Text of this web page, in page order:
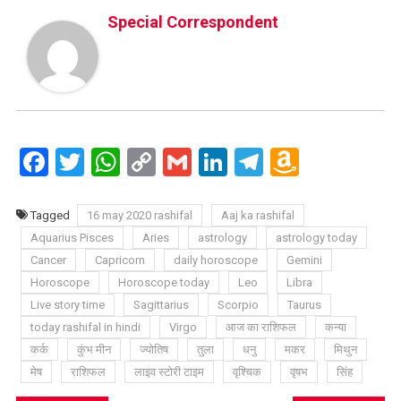
Special Correspondent
Facebook
TwitterWhatsApp
CopyGmailLinkedIn
Telegram
List
Tagged 16 may 2020 rashifal
Aaj ka rashifal
Aquarius Pisces
Aries astrology
astrology today
Cancer
Capricorn daily horoscope
Gemini
Horoscope
Horoscope today Leo
Libra
Live story time
Sagittarius Scorpio
Taurus
today rashifal in hindi
Virgo आज का राशिफल
कन्या
कर्क
कुंभ मीन ज्योतिष तुला धनु मकर
मिथुन
मेष
राशिफल लाइव स्टोरी टाइम वृश्चिक वृषभ सिंह